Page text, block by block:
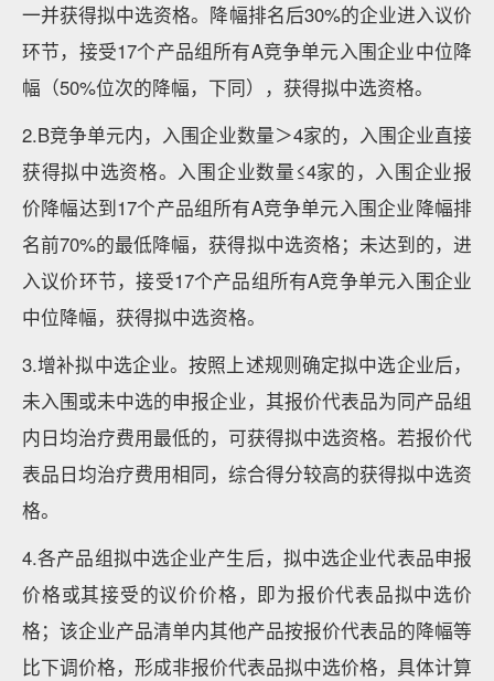
一并获得拟中选资格。降幅排名后30%的企业进入议价
环节，接受17个产品组所有A竞争单元入围企业中位降
幅（50%位次的降幅，下同），获得拟中选资格。
2.B竞争单元内，入围企业数量＞4家的，入围企业直接
获得拟中选资格。入围企业数量≤4家的，入围企业报
价降幅达到17个产品组所有A竞争单元入围企业降幅排
名前70%的最低降幅，获得拟中选资格；未达到的，进
入议价环节，接受17个产品组所有A竞争单元入围企业
中位降幅，获得拟中选资格。
3.增补拟中选企业。按照上述规则确定拟中选企业后，
未入围或未中选的申报企业，其报价代表品为同产品组
内日均治疗费用最低的，可获得拟中选资格。若报价代
表品日均治疗费用相同，综合得分较高的获得拟中选资
格。
4.各产品组拟中选企业产生后，拟中选企业代表品申报
价格或其接受的议价价格，即为报价代表品拟中选价
格；该企业产品清单内其他产品按报价代表品的降幅等
比下调价格，形成非报价代表品拟中选价格，具体计算